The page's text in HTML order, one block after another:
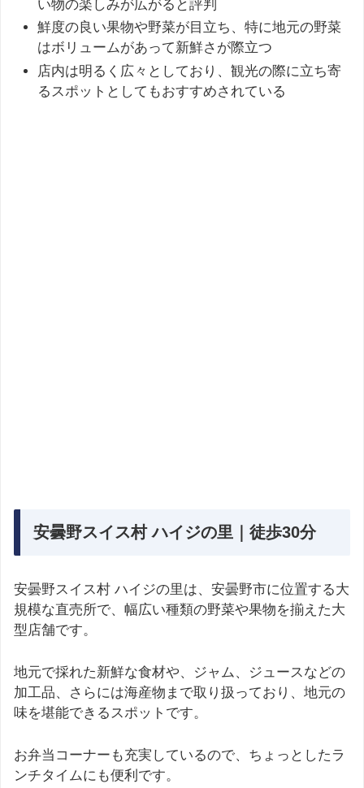
い物の楽しみが広がると評判
鮮度の良い果物や野菜が目立ち、特に地元の野菜
はボリュームがあって新鮮さが際立つ
店内は明るく広々としており、観光の際に立ち寄
るスポットとしてもおすすめされている
安曇野スイス村 ハイジの里｜徒歩30分
安曇野スイス村 ハイジの里は、安曇野市に位置する大
規模な直売所で、幅広い種類の野菜や果物を揃えた大
型店舗です。
地元で採れた新鮮な食材や、ジャム、ジュースなどの
加工品、さらには海産物まで取り扱っており、地元の
味を堪能できるスポットです。
お弁当コーナーも充実しているので、ちょっとしたラ
ンチタイムにも便利です。